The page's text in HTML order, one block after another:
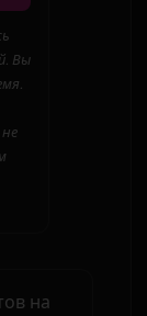
Вы
на